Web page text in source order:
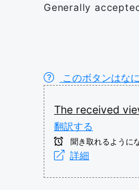
Generally
このボタンはな
The received
翻訳する
聞き取れるように
詳細